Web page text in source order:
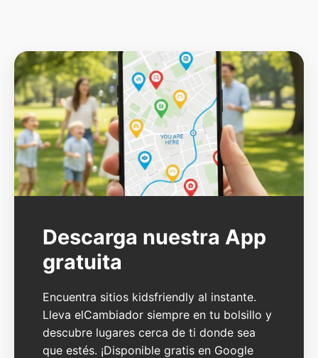
Descarga nuestra App
gratuita
Encuentra sitios kidsfriendly al instante.
Lleva elCambiador siempre en tu bolsillo y
descubre lugares cerca de ti donde sea
que estés. ¡Disponible gratis en Google